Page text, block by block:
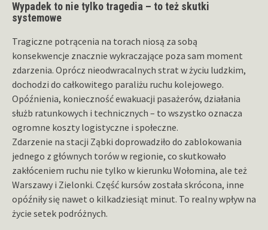
Wypadek to nie tylko tragedia – to też skutki
systemowe
Tragiczne potrącenia na torach niosą za sobą
konsekwencje znacznie wykraczające poza sam moment
zdarzenia. Oprócz nieodwracalnych strat w życiu ludzkim,
dochodzi do całkowitego paraliżu ruchu kolejowego.
Opóźnienia, konieczność ewakuacji pasażerów, działania
służb ratunkowych i technicznych – to wszystko oznacza
ogromne koszty logistyczne i społeczne.
Zdarzenie na stacji Ząbki doprowadziło do zablokowania
jednego z głównych torów w regionie, co skutkowało
zakłóceniem ruchu nie tylko w kierunku Wołomina, ale też
Warszawy i Zielonki. Część kursów została skrócona, inne
opóźniły się nawet o kilkadziesiąt minut. To realny wpływ na
życie setek podróżnych.